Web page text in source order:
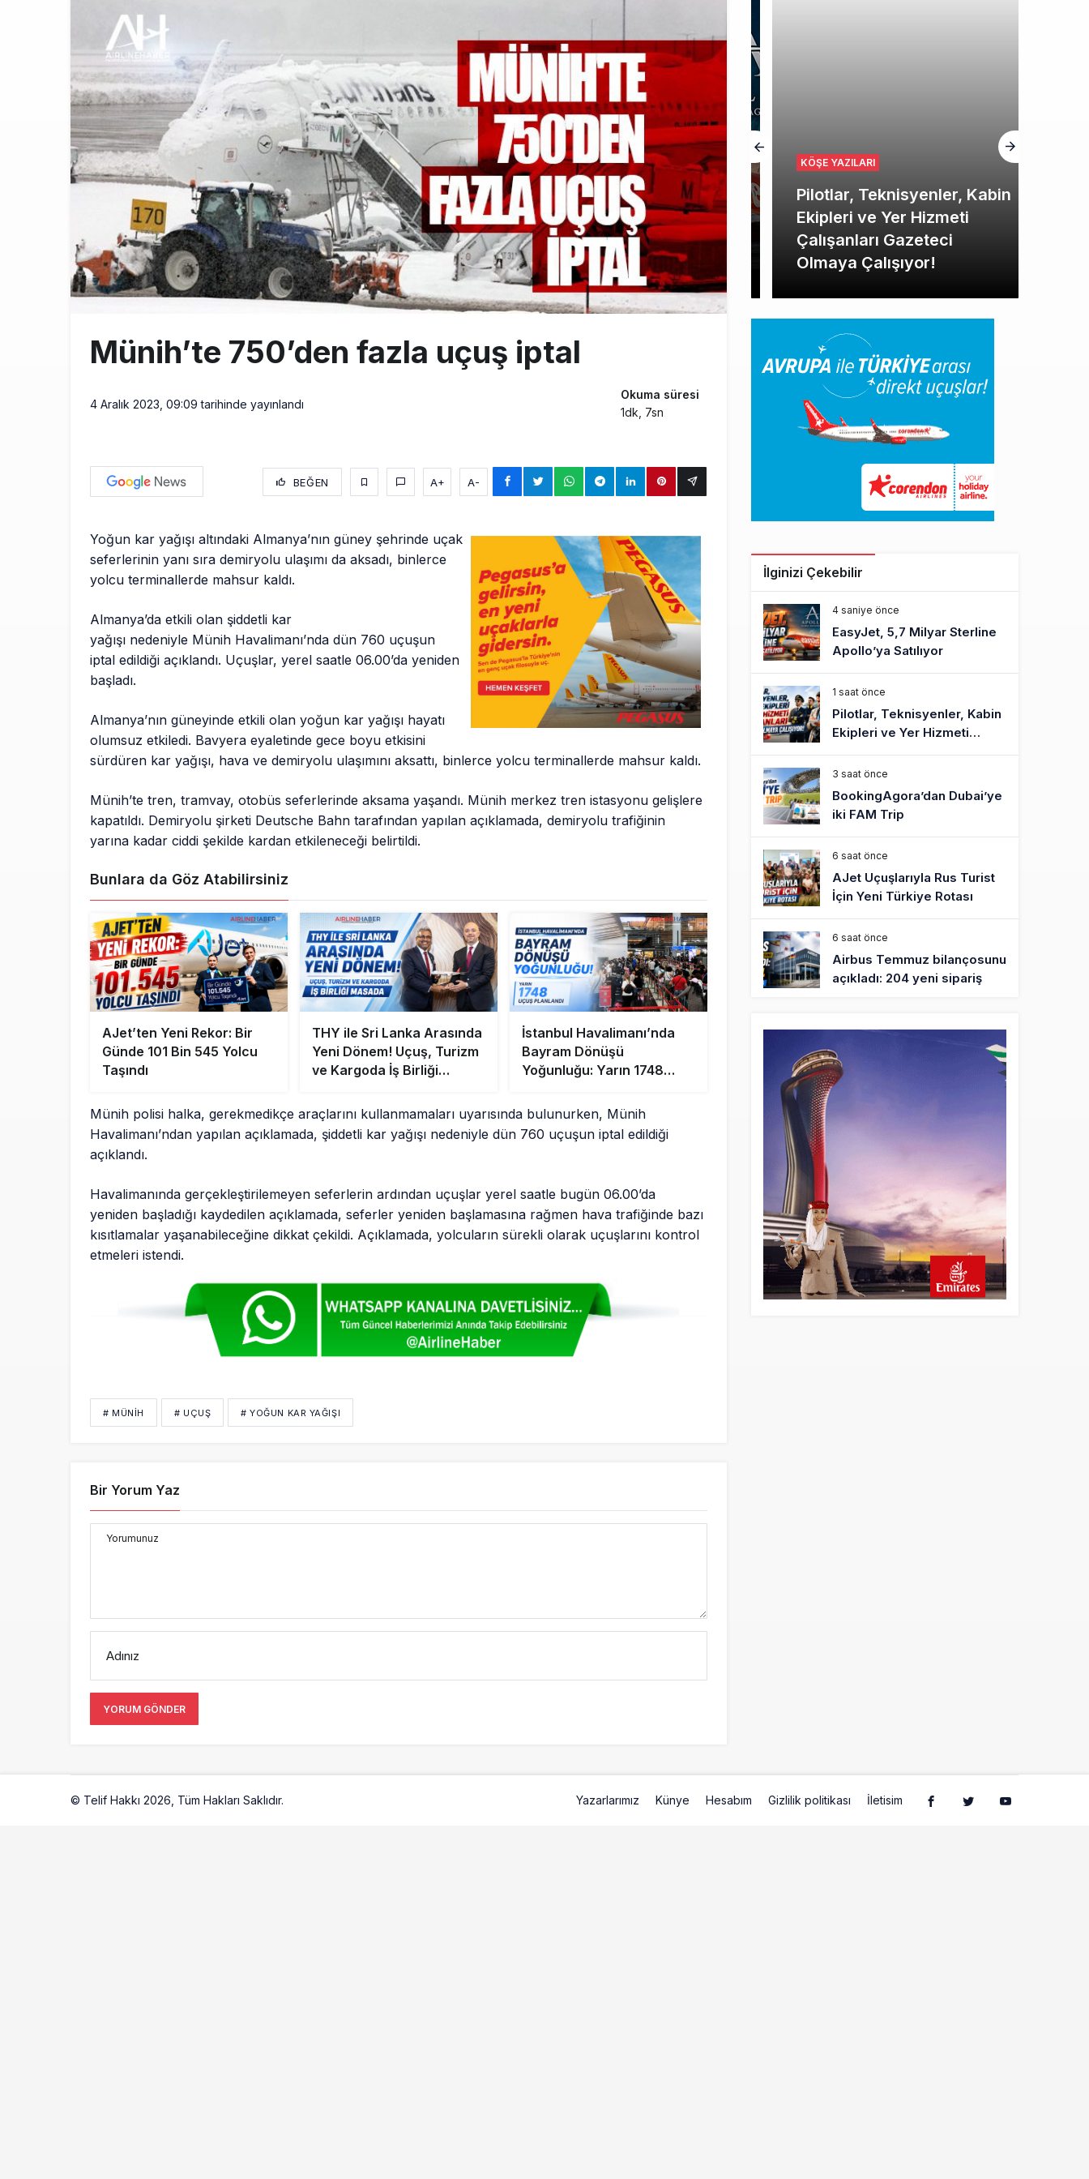
İstanbul uçağına polis köpeklerle girdi: 3 yolcu indirildi
8:50 AyJet eğitim uçağı Hezarfen yakınında kırım geçirdi
Lufthansa ilk uçağını Starlink internetiyle donattı
Münih’te 750’den fazla uçuş iptal
4 Aralık 2023, 09:09 tarihinde yayınlandı
Okuma süresi
1dk, 7sn
BEĞEN A+ A-
Yoğun kar yağışı altındaki Almanya’nın güney şehrinde uçak
seferlerinin yanı sıra demiryolu ulaşımı da aksadı, binlerce
yolcu terminallerde mahsur kaldı.
Almanya’da etkili olan şiddetli kar
yağışı nedeniyle Münih Havalimanı’nda dün 760 uçuşun
iptal edildiği açıklandı. Uçuşlar, yerel saatle 06.00’da yeniden
başladı.
Almanya’nın güneyinde etkili olan yoğun kar yağışı hayatı
olumsuz etkiledi. Bavyera eyaletinde gece boyu etkisini
sürdüren kar yağışı, hava ve demiryolu ulaşımını aksattı, binlerce yolcu terminallerde mahsur kaldı.
Münih’te tren, tramvay, otobüs seferlerinde aksama yaşandı. Münih merkez tren istasyonu gelişlere
kapatıldı. Demiryolu şirketi Deutsche Bahn tarafından yapılan açıklamada, demiryolu trafiğinin
yarına kadar ciddi şekilde kardan etkileneceği belirtildi.
Bunlara da Göz Atabilirsiniz
AJet’ten Yeni Rekor: Bir
Günde 101 Bin 545 Yolcu
Taşındı
THY ile Sri Lanka Arasında
Yeni Dönem! Uçuş, Turizm
ve Kargoda İş Birliği
İstanbul Havalimanı’nda
Bayram Dönüşü
Yoğunluğu: Yarın 1748
Münih polisi halka, gerekmedikçe araçlarını kullanmamaları uyarısında bulunurken, Münih
Havalimanı’ndan yapılan açıklamada, şiddetli kar yağışı nedeniyle dün 760 uçuşun iptal edildiği
açıklandı.
Havalimanında gerçekleştirilemeyen seferlerin ardından uçuşlar yerel saatle bugün 06.00’da
yeniden başladığı kaydedilen açıklamada, seferler yeniden başlamasına rağmen hava trafiğinde bazı
kısıtlamalar yaşanabileceğine dikkat çekildi. Açıklamada, yolcuların sürekli olarak uçuşlarını kontrol
etmeleri istendi.
# MÜNIH # UÇUŞ # YOĞUN KAR YAĞIŞI
Bir Yorum Yaz
Yorumunuz
Adınız
YORUM GÖNDER
KÖŞE YAZILARI
Pilotlar, Teknisyenler, Kabin
Ekipleri ve Yer Hizmeti
Çalışanları Gazeteci
Olmaya Çalışıyor!
İlginizi Çekebilir
4 saniye önce
EasyJet, 5,7 Milyar Sterline
Apollo’ya Satılıyor
1 saat önce
Pilotlar, Teknisyenler, Kabin
Ekipleri ve Yer Hizmeti
Çalışanları Gazeteci Olmaya
Çalışıyor!
3 saat önce
BookingAgora’dan Dubai’ye
iki FAM Trip
6 saat önce
AJet Uçuşlarıyla Rus Turist
İçin Yeni Türkiye Rotası
6 saat önce
Airbus Temmuz bilançosunu
açıkladı: 204 yeni sipariş
İstanbul uçağına polis
köpeklerle girdi: 3 yolcu
indirildi
8 saat önce
AyJet eğitim uçağı Hezarfen
yakınında kırım geçirdi
Lufthansa ilk uçağını Starlink
internetiyle donattı
23 saat önce
Norwegian Uçağına Polis
© Telif Hakkı 2026, Tüm Hakları Saklıdır. Yazarlarımız Künye Hesabım Gizlilik politikası İletisim